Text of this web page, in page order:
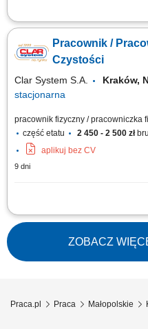
Kompleksowe dbanie o czystość,
korytarzy, klatek schodowych oraz
komunikacyjnych. Dbanie o
Pracownik /
Czystości
Clar System S.A. Kraków,
stacjonarna
pracownik fizyczny / pracowniczka
część etatu
2 450 - 2 500 zł
aplikuj bez CV
9 dni
Opis stanowiska: Utrzymywanie
oraz częściach wspólnych.
szatni. Dbanie o porządek
Wykonywanie codziennych prac
ZOBACZ
Praca.pl Praca Małopolskie